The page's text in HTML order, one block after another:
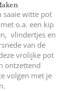
saaie witte pot
o.a. een kip
vlindertjes en
van de
vrolijke pot
ontzettend
volgen met je